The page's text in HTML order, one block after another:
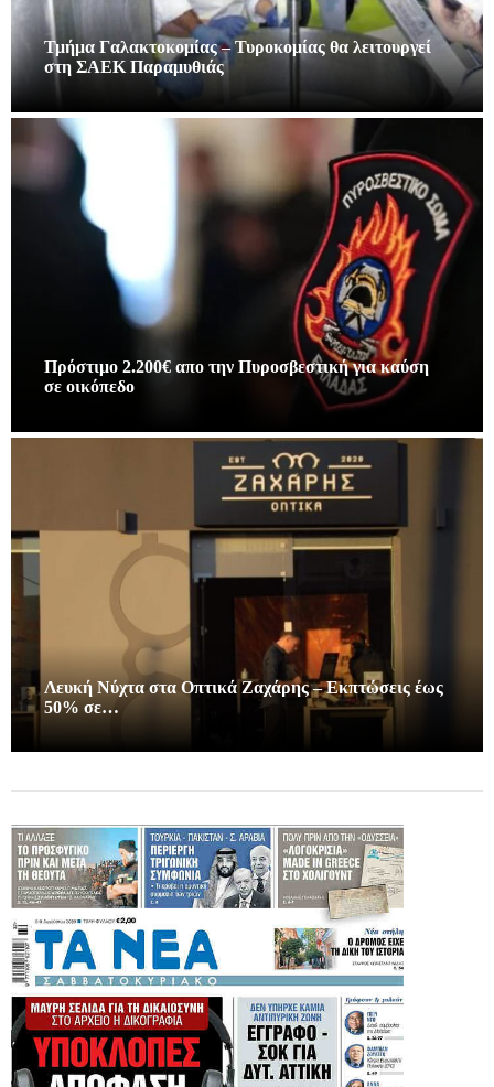
Τμήμα Γαλακτοκομίας – Τυροκομίας θα λειτουργεί
στη ΣΑΕΚ Παραμυθιάς
Πρόστιμο 2.200€ απο την Πυροσβεστική για καύση
σε οικόπεδο
Λευκή Νύχτα στα Οπτικά Ζαχάρης – Εκπτώσεις έως
50% σε…